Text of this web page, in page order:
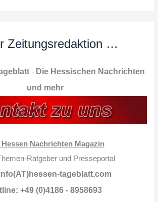
Zeitungsredaktion …
- Die Hessischen Nachrichten
und mehr
Hessen Nachrichten Magazin
Ratgeber und Presseportal
tageblatt.com
+49 (0)4186 - 8958693